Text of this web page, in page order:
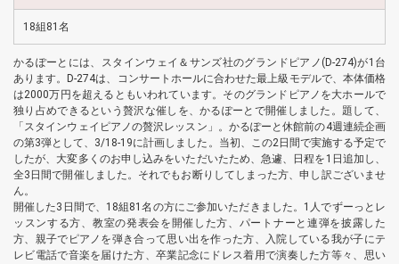
18組81名
かるぽーとには、スタインウェイ＆サンズ社のグランドピアノ(D-274)が1台
あります。D-274は、コンサートホールに合わせた最上級モデルで、本体価格
は2000万円を超えるともいわれています。そのグランドピアノを大ホールで
独り占めできるという贅沢な催しを、かるぽーとで開催しました。題して、
「スタインウェイピアノの贅沢レッスン」。かるぽーと休館前の4週連続企画
の第3弾として、3/18-19に計画しました。当初、この2日間で実施する予定で
したが、大変多くのお申し込みをいただいたため、急遽、日程を1日追加し、
全3日間で開催しました。それでもお断りしてしまった方、申し訳ございませ
ん。
開催した3日間で、18組81名の方にご参加いただきました。1人でずーっとレ
ッスンする方、教室の発表会を開催した方、パートナーと連弾を披露した
方、親子でピアノを弾き合って思い出を作った方、入院している我が子にテ
レビ電話で音楽を届けた方、卒業記念にドレス着用で演奏した方等々、思い